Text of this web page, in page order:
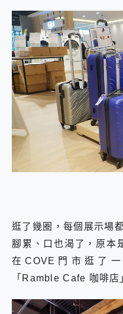
逛了幾圈，每個展示場
腳累、口也渴了，原本
在COVE門市逛了
「Ramble Cafe 咖啡店